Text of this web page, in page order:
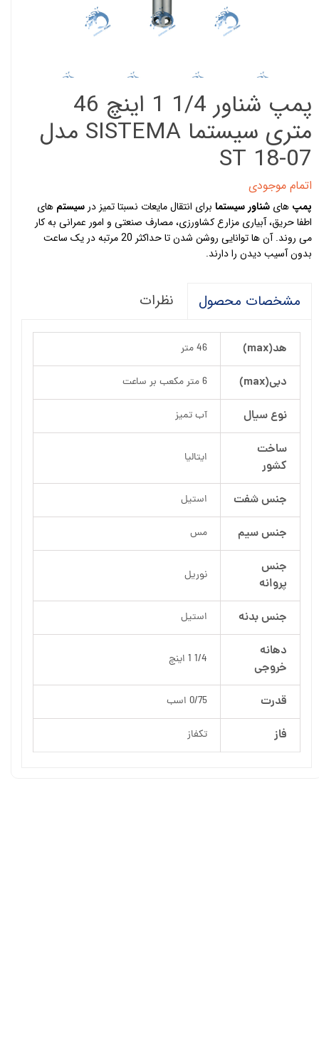
پمپ شناور 1/4 1 اینچ 46
متری سیستما SISTEMA مدل
ST 18-07
اتمام موجودی
پمپ های شناور سیستما برای انتقال مایعات نسبتا تمیز در سیستم های
اطفا حریق، آبیاری مزارع کشاورزی، مصارف صنعتی و امور عمرانی به کار
می روند. آن ها توانایی روشن شدن تا حداکثر 20 مرتبه در یک ساعت
بدون آسیب دیدن را دارند.
مشخصات محصول نظرات
هد(max) 46 متر
دبی(max) 6 متر مکعب بر ساعت
نوع سیال آب تمیز
ساخت
کشور
ایتالیا
جنس شفت استیل
جنس سیم مس
جنس
پروانه
نوریل
جنس بدنه استیل
دهانه
خروجی
1/4 1 اینچ
قدرت 0/75 اسب
فاز تکفاز